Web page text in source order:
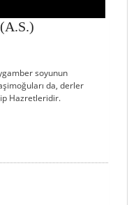
soyunun
da, derler
Talip Hazretleridir.